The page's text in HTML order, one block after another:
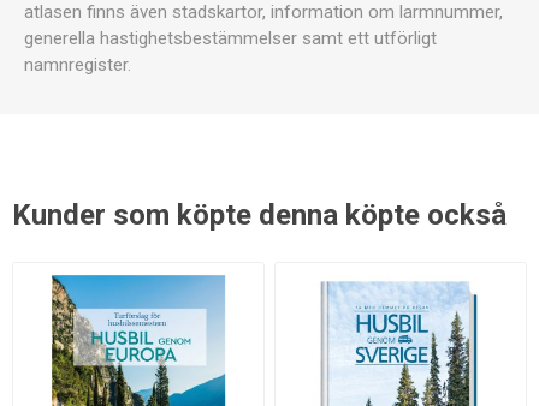
atlasen finns även stadskartor, information om larmnummer,
generella hastighetsbestämmelser samt ett utförligt
namnregister.
Kunder som köpte denna köpte också